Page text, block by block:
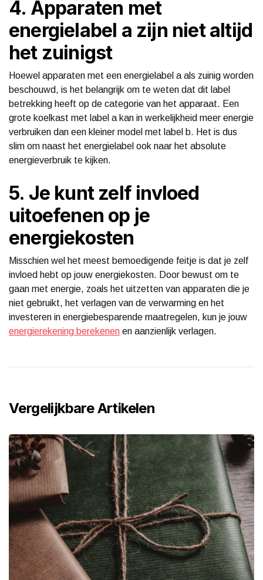
4. Apparaten met
energielabel a zijn niet altijd
het zuinigst
Hoewel apparaten met een energielabel a als zuinig worden
beschouwd, is het belangrijk om te weten dat dit label
betrekking heeft op de categorie van het apparaat. Een
grote koelkast met label a kan in werkelijkheid meer energie
verbruiken dan een kleiner model met label b. Het is dus
slim om naast het energielabel ook naar het absolute
energieverbruik te kijken.
5. Je kunt zelf invloed
uitoefenen op je
energiekosten
Misschien wel het meest bemoedigende feitje is dat je zelf
invloed hebt op jouw energiekosten. Door bewust om te
gaan met energie, zoals het uitzetten van apparaten die je
niet gebruikt, het verlagen van de verwarming en het
investeren in energiebesparende maatregelen, kun je jouw
energierekening berekenen en aanzienlijk verlagen.
Vergelijkbare Artikelen